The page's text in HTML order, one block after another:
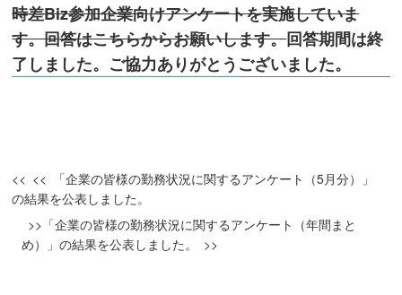
時差Biz参加企業向けアンケートを実施していま
す。回答はこちらからお願いします。回答期間は終
了しました。ご協力ありがとうございました。
「企業の皆様の勤務状況に関するアンケート（5月分）」
の結果を公表しました。
「企業の皆様の勤務状況に関するアンケート（年間まと
め）」の結果を公表しました。